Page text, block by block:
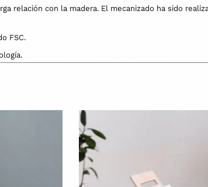
relación con la madera. El mecanizado ha sido
FSC.